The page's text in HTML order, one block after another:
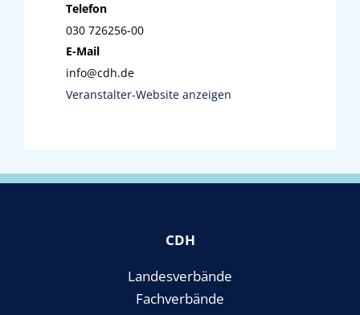
Telefon
030 726256-00
E-Mail
info@cdh.de
Veranstalter-Website anzeigen
CDH
Landesverbände
Fachverbände